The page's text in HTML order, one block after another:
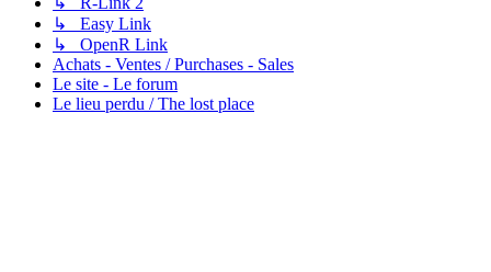
↳ Easy Link
↳ OpenR Link
Achats - Ventes / Purchases - Sales
Le site - Le forum
Le lieu perdu / The lost place